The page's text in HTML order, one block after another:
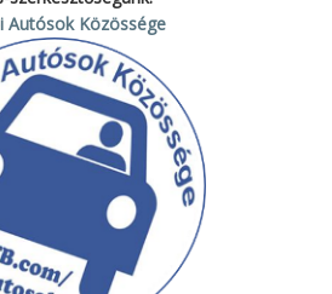
Autósok Közössége